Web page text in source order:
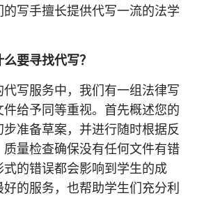
写手擅长提供代写一流的法学
要寻找代写？
代写服务中，我们有一组法律写
给予同等重视。首先概述您的
准备草案，并进行随时根据反
量检查确保没有任何文件有错
的错误都会影响到学生的成
的服务，也帮助学生们充分利